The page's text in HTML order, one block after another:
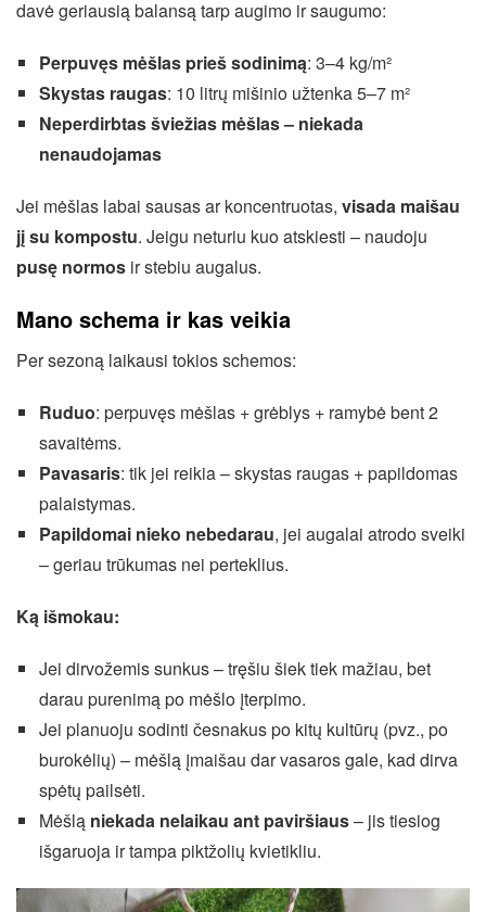
davė geriausią balansą tarp augimo ir saugumo:
Perpuvęs mėšlas prieš sodinimą: 3–4 kg/m²
Skystas raugas: 10 litrų mišinio užtenka 5–7 m²
Neperdirbtas šviežias mėšlas – niekada
nenaudojamas
Jei mėšlas labai sausas ar koncentruotas, visada maišau
jį su kompostu. Jeigu neturiu kuo atskiesti – naudoju
pusę normos ir stebiu augalus.
Mano schema ir kas veikia
Per sezoną laikausi tokios schemos:
Ruduo: perpuvęs mėšlas + grėblys + ramybė bent 2
savaitėms.
Pavasaris: tik jei reikia – skystas raugas + papildomas
palaistymas.
Papildomai nieko nebedarau, jei augalai atrodo sveiki
– geriau trūkumas nei perteklius.
Ką išmokau:
Jei dirvožemis sunkus – tręšiu šiek tiek mažiau, bet
darau purenimą po mėšlo įterpimo.
Jei planuoju sodinti česnakus po kitų kultūrų (pvz., po
burokėlių) – mėšlą įmaišau dar vasaros gale, kad dirva
spėtų pailsėti.
Mėšlą niekada nelaikau ant paviršiaus– jis tiesiog
išgaruoja ir tampa piktžolių kvietikliu.